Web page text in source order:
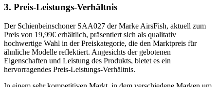
3. Preis-Leistungs-Verhältnis
Der Schienbeinschoner SAA027 der Marke AirsFish, aktuell zum
Preis von 19,99€ erhältlich, präsentiert sich als qualitativ
hochwertige Wahl in der Preiskategorie, die den Marktpreis für
ähnliche Modelle reflektiert. Angesichts der gebotenen
Eigenschaften und Leistung des Produkts, bietet es ein
hervorragendes Preis-Leistungs-Verhältnis.